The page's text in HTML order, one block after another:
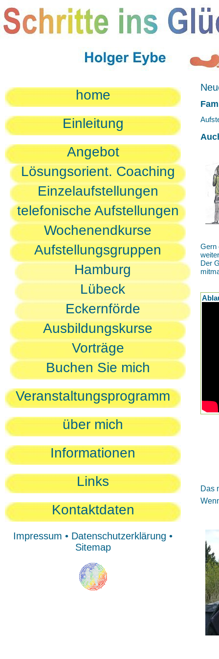
home
Einleitung
Angebot
Lösungsorient. Coaching
Einzelaufstellungen
telefonische Aufstellungen
Wochenendkurse
Aufstellungsgruppen
Hamburg
Lübeck
Eckernförde
Ausbildungskurse
Vorträge
Buchen Sie mich
Veranstaltungsprogramm
über mich
Informationen
Links
Kontaktdaten
Impressum • Datenschutzerklärung •
Sitemap
Gern
Der
Das